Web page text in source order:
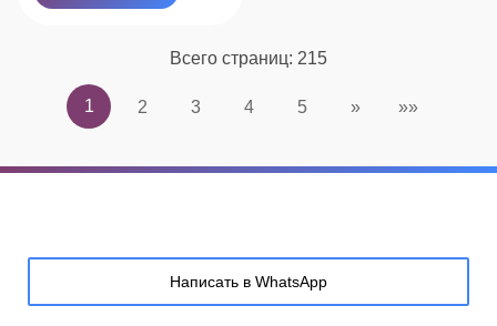
Всего страниц: 215
1 2 3 4 5 » »»
Написать в WhatsApp